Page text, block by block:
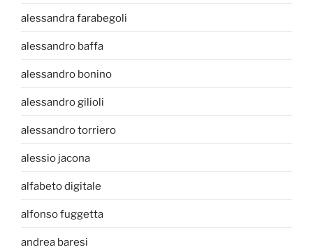
alessandra farabegoli
alessandro baffa
alessandro bonino
alessandro gilioli
alessandro torriero
alessio jacona
alfabeto digitale
alfonso fuggetta
andrea baresi